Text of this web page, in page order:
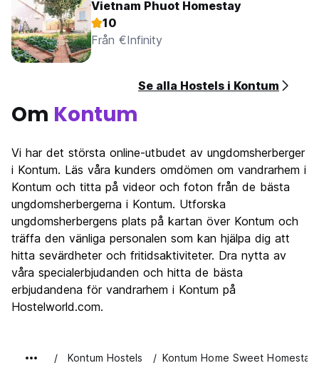
Vietnam Phuot Homestay
10
Från €Infinity
Se alla Hostels i Kontum
Om Kontum
Vi har det största online-utbudet av ungdomsherberger
i Kontum. Läs våra kunders omdömen om vandrarhem i
Kontum och titta på videor och foton från de bästa
ungdomsherbergerna i Kontum. Utforska
ungdomsherbergens plats på kartan över Kontum och
träffa den vänliga personalen som kan hjälpa dig att
hitta sevärdheter och fritidsaktiviteter. Dra nytta av
våra specialerbjudanden och hitta de bästa
erbjudandena för vandrarhem i Kontum på
Hostelworld.com.
Kontum Hostels Kontum Home Sweet Homestay